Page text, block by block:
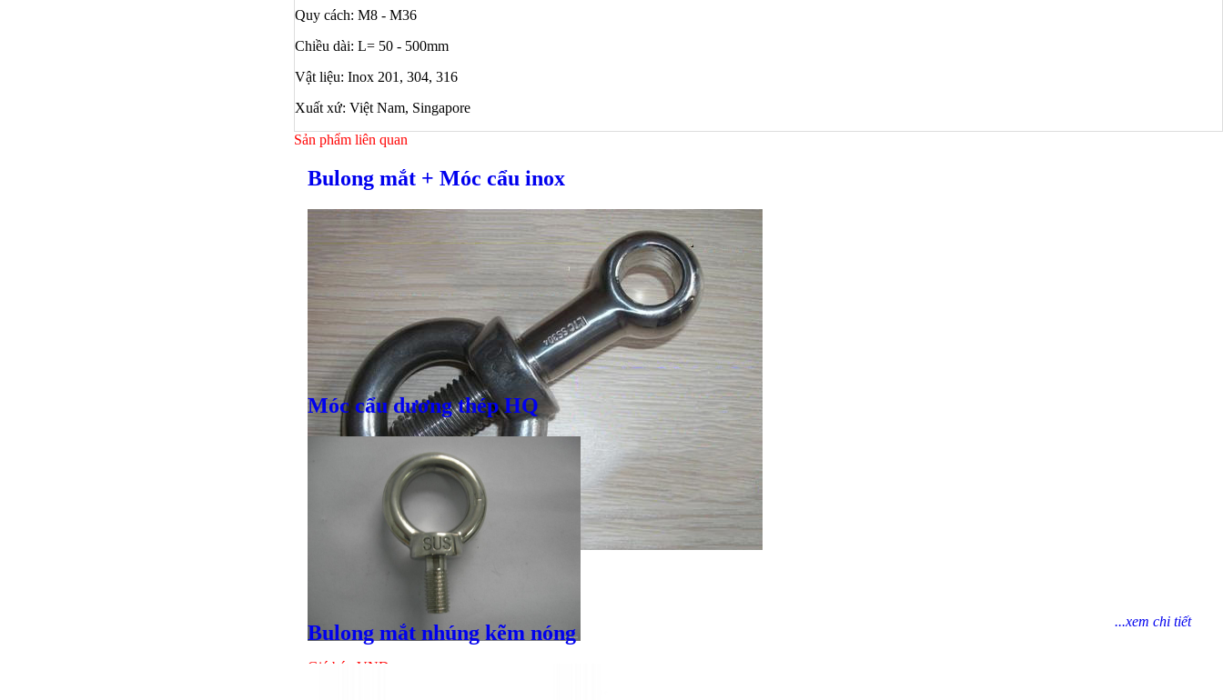
Giá bán
Quy cách: M8 - M36
Chiều dài: L= 50 - 500mm
Vật liệu: Inox 201, 304, 316
Xuất xứ: Việt Nam, Singapore
Sản phẩm liên quan
Bulong mắt + Móc cẩu inox
...xem chi tiết
Móc cẩu dương thép HQ
Giá bán VND
Bulong mắt nhúng kẽm nóng